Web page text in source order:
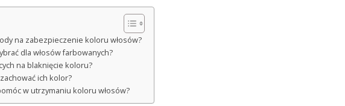
na zabezpieczenie koloru włosów?
dla włosów farbowanych?
na blaknięcie koloru?
ich kolor?
w utrzymaniu koloru włosów?